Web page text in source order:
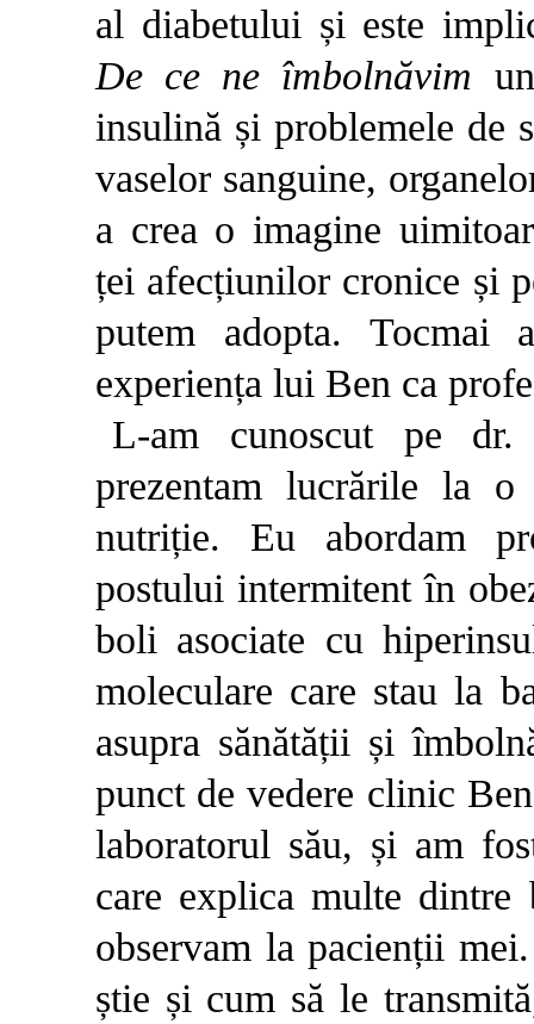
al diabetului și este
De ce ne îmbolnăvim
insulină și problemele de
vaselor sanguine,
a crea o imagine
ței afecțiunilor cronice și
putem adopta.
experiența lui Ben ca
L-am cunoscut pe
prezentam lucrările la o
nutriție. Eu abordam
postului intermitent în
boli asociate cu
moleculare care stau la
asupra sănătății și
punct de vedere clinic
laboratorul său, și am
care explica multe dintre
observam la pacienții
știe și cum să le